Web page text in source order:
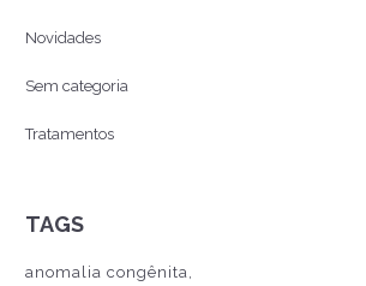
Novidades
Sem categoria
Tratamentos
TAGS
anomalia congênita